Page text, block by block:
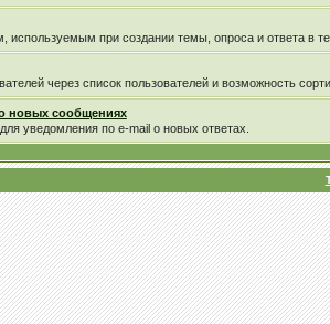
используемым при создании темы, опроса и ответа в
через список пользователей и возможность
новых сообщениях
уведомления по e-mail о новых ответах.